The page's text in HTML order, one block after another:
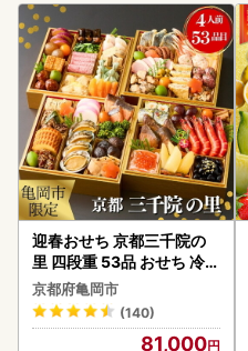
迎春おせち 京都三千院の
里 四段重 53品 おせち 冷蔵
2027 先行予約
京都府亀岡市
(140)
81,000